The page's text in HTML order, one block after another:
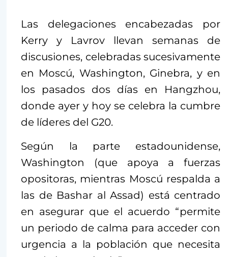
Las delegaciones encabezadas por
Kerry y Lavrov llevan semanas de
discusiones, celebradas sucesivamente
en Moscú, Washington, Ginebra, y en
los pasados dos días en Hangzhou,
donde ayer y hoy se celebra la cumbre
de líderes del G20.
Según la parte estadounidense,
Washington (que apoya a fuerzas
opositoras, mientras Moscú respalda a
las de Bashar al Assad) está centrado
en asegurar que el acuerdo “permite
un periodo de calma para acceder con
urgencia a la población que necesita